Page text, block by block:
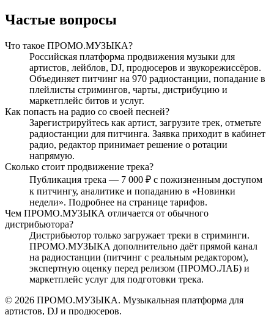
Частые вопросы
Что такое ПРОМО.МУЗЫКА?
Российская платформа продвижения музыки для
артистов, лейблов, DJ, продюсеров и звукорежиссёров.
Объединяет питчинг на 970 радиостанции, попадание в
плейлисты стримингов, чарты, дистрибуцию и
маркетплейс битов и услуг.
Как попасть на радио со своей песней?
Зарегистрируйтесь как артист, загрузите трек, отметьте
радиостанции для питчинга. Заявка приходит в кабинет
радио, редактор принимает решение о ротации
напрямую.
Сколько стоит продвижение трека?
Публикация трека — 7 000 ₽ с пожизненным доступом
к питчингу, аналитике и попаданию в «Новинки
недели». Подробнее на странице тарифов.
Чем ПРОМО.МУЗЫКА отличается от обычного
дистрибьютора?
Дистрибьютор только загружает треки в стриминги.
ПРОМО.МУЗЫКА дополнительно даёт прямой канал
на радиостанции (питчинг с реальным редактором),
экспертную оценку перед релизом (ПРОМО.ЛАБ) и
маркетплейс услуг для подготовки трека.
© 2026 ПРОМО.МУЗЫКА. Музыкальная платформа для
артистов, DJ и продюсеров.